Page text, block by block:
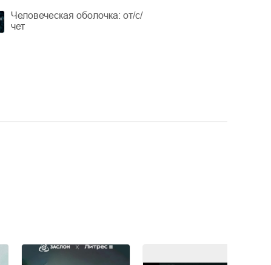
Человеческая оболочка: от/с/
чет